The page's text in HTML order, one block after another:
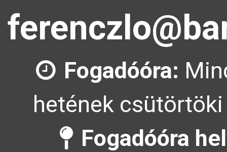
Fogadóóra:
hetének
Fogadóóra